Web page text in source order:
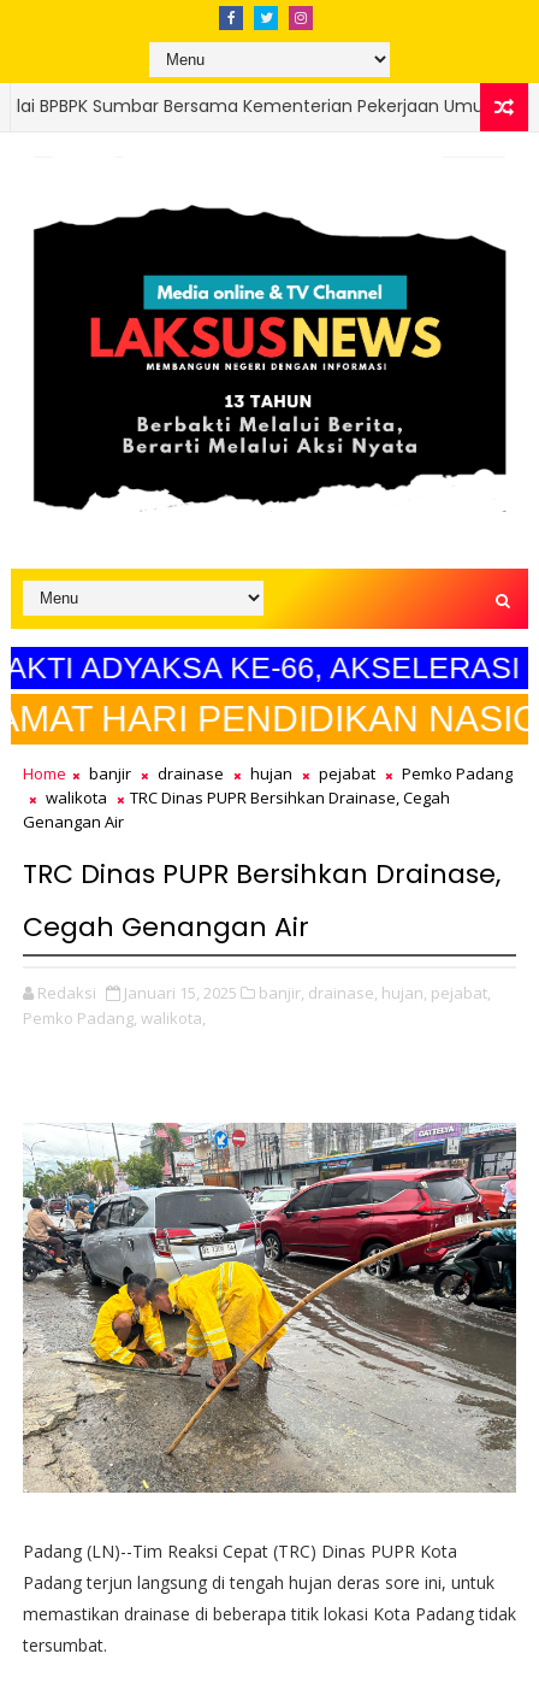
Pekerjaan Umum, TNI, dan Relawan Tuntaskan
BHAKTI ADYAKSA KE-66,
NASIONAL"
Home banjir drainase hujan pejabat
Pemko Padang
walikota
TRC Dinas PUPR Bersihkan Drainase, Cegah
Genangan Air
TRC Dinas PUPR Bersihkan Drainase,
Cegah Genangan Air
Redaksi Januari 15, 2025 banjir, drainase, hujan, pejabat,
Pemko Padang, walikota,
Padang (LN)--Tim Reaksi Cepat (TRC) Dinas PUPR Kota
Padang terjun langsung di tengah hujan deras sore ini, untuk
memastikan drainase di beberapa titik lokasi Kota Padang tidak
tersumbat.